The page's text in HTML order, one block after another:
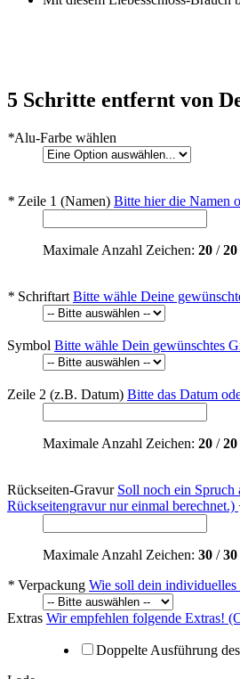
5 Schritte entfernt von
*Alu-Farbe wählen
* Zeile 1 (Namen) Bitte hier die Namen
Maximale Anzahl Zeichen: 20 /20
* Schriftart Bitte wähle Deine
Symbol Bitte wähle Dein gewünschtes
Zeile 2 (z.B. Datum) Bitte das Datum
Maximale Anzahl Zeichen: 20 /20
Rückseiten-Gravur Soll noch ein
Rückseitengravur nur einmal berechnet.)
Maximale Anzahl Zeichen: 30 /30
* Verpackung Wie soll dein individuelles
Extras Wir empfehlen folgende Extras!
Doppelte Ausführung